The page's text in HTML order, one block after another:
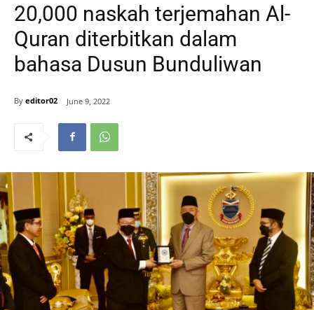
20,000 naskah terjemahan Al-
Quran diterbitkan dalam
bahasa Dusun Bunduliwan
By editor02 June 9, 2022